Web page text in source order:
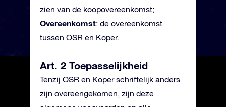
zien van de koopovereenkomst;
Overeenkomst: de overeenkomst
tussen OSR en Koper.
Art. 2 Toepasselijkheid
Tenzij OSR en Koper schriftelijk anders
zijn overeengekomen, zijn deze